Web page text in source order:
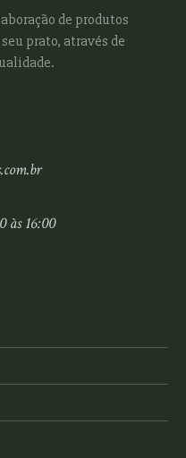
de produtos
prato, através de
às 16:00